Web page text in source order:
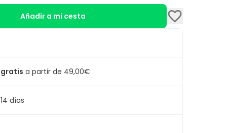
Añadir a mi cesta
gratis a partir de 49,00€
días